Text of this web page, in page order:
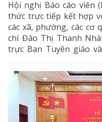
Hội nghị Báo cáo viên
thức trực tiếp kết hợp
các xã, phường, các
chí Đào Thị Thanh
trực Ban Tuyên giáo
nghị.